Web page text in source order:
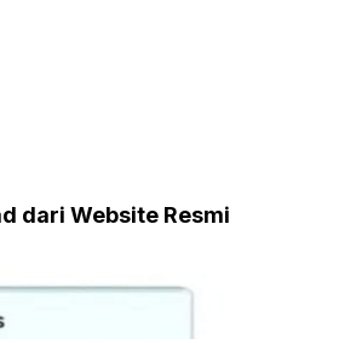
dari Website Resmi